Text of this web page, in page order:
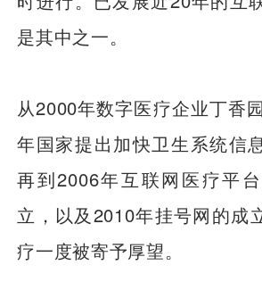
是其中之一。
从2000年数字医疗企业丁香
年国家提出加快卫生系统信
再到2006年互联网医疗平
立，以及2010年挂号网的
疗一度被寄予厚望。